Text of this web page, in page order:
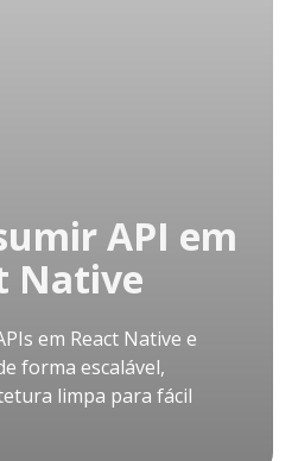
API em
Native
em React Native e
forma escalável,
limpa para fácil